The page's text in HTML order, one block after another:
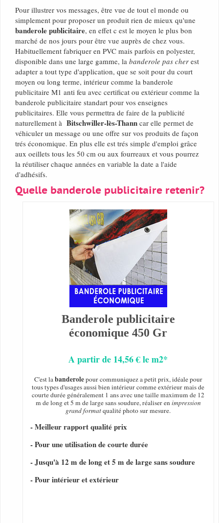
Pour illustrer vos messages, être vue de tout el monde ou
simplement pour proposer un produit rien de mieux qu'une
banderole publicitaire, en effet c est le moyen le plus bon
marché de nos jours pour être vue auprès de chez vous.
Habituellement fabriquer en PVC mais parfois en polyester,
disponible dans une large gamme, la banderole pas cher est
adapter a tout type d'application, que se soit pour du court
moyen ou long terme, intérieur comme la banderole
publicitaire M1 anti feu avec certificat ou extérieur comme la
banderole publicitaire standart pour vos enseignes
publicitaires. Elle vous permettra de faire de la publicité
naturellement à Bitschwiller-lès-Thann car elle permet de
véhiculer un message ou une offre sur vos produits de façon
trés économique. En plus elle est trés simple d'emploi grâce
aux oeillets tous les 50 cm ou aux fourreaux et vous pourrez
la réutiliser chaque années en variable la date a l'aide
d'adhésifs.
Quelle banderole publicitaire retenir?
Banderole publicitaire
économique 450 Gr
A partir de 14,56 € le m2*
C'est labanderolepour communiquez a petit prix, idéale pour
tous types d'usages aussi bien intérieur comme extérieur mais de
courte durée généralement 1 ans avec une taille maximum de 12
m de long et 5 m de large sans soudure, réaliser enimpression
grand formatqualité photo sur mesure.
- Meilleur rapport qualité prix
- Pour une utilisation de courte durée
- Jusqu'à 12 m de long et 5 m de large sans soudure
- Pour intérieur et extérieur